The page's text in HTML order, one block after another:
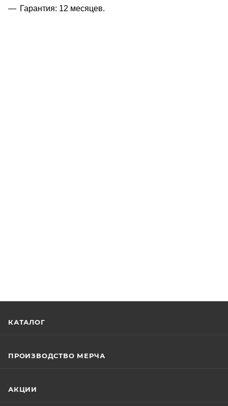
Гарантия: 12 месяцев.
КАТАЛОГ
ПРОИЗВОДСТВО МЕРЧА
АКЦИИ